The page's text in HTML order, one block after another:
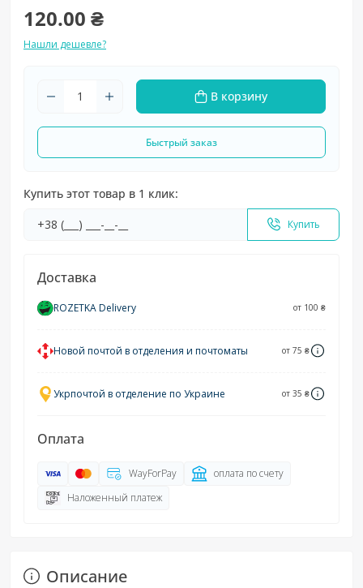
120.00 ₴
Нашли дешевле?
В корзину
Быстрый заказ
Купить этот товар в 1 клик:
Купить
Доставка
ROZETKA Delivery от 100 ₴
Новой почтой в отделения и почтоматы от 75 ₴
Укрпочтой в отделение по Украине от 35 ₴
Оплата
WayForPay
оплата по счету
Наложенный платеж
Описание